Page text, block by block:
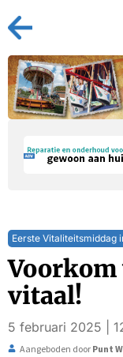
Eerste Vitaliteitsmiddag
vitaal!
5 februari 2025 |
Aangeboden door Punt